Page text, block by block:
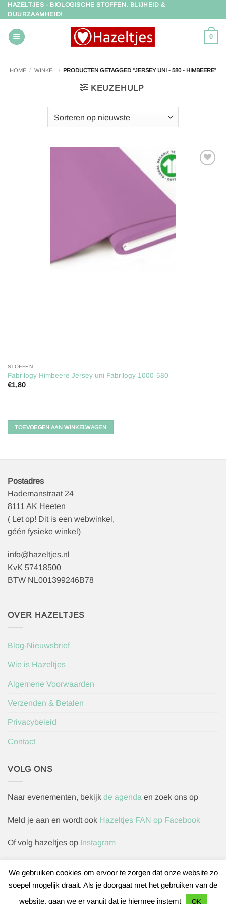
Ga
naar
inhoud
HAZELTJES - BIOLOGISCHE STOFFEN. BLIJHEID &
DUURZAAMHEID!
0
HOME / WINKEL / PRODUCTEN GETAGGED “JERSEY UNI - 580 - HIMBEERE”
KEUZEHULP
STOFFEN
Fabrilogy Himbeere Jersey uni Fabrilogy 1000-580
€1,80
TOEVOEGEN AAN WINKELWAGEN
Postadres
Hademanstraat 24
8111 AK Heeten
( Let op! Dit is een webwinkel,
géén fysieke winkel)
info@hazeltjes.nl
KvK 57418500
BTW NL001399246B78
OVER HAZELTJES
Blog-Nieuwsbrief
Wie is Hazeltjes
Algemene Voorwaarden
Verzenden & Betalen
Privacybeleid
Contact
VOLG ONS
Naar evenementen, bekijk de agenda en zoek ons op
Meld je aan en wordt ook Hazeltjes FAN op Facebook
Of volg hazeltjes op Instagram
Herroepingsverzoek indienen
We gebruiken cookies om ervoor te zorgen dat onze website zo
soepel mogelijk draait. Als je doorgaat met het gebruiken van de
website, gaan we er vanuit dat je hiermee instemt
OK